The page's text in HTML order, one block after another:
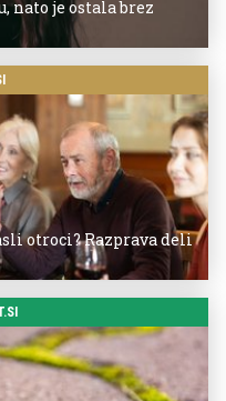
nato je ostala brez
otroci? Razprava deli